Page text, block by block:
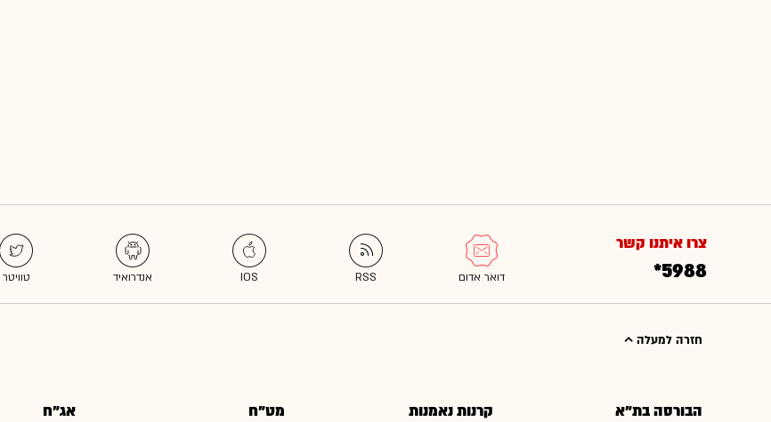
צרו איתנו קשר
*5988
חזרה למעלה
הבורסה בת"א קרנות נאמנות מט"ח אג"ח